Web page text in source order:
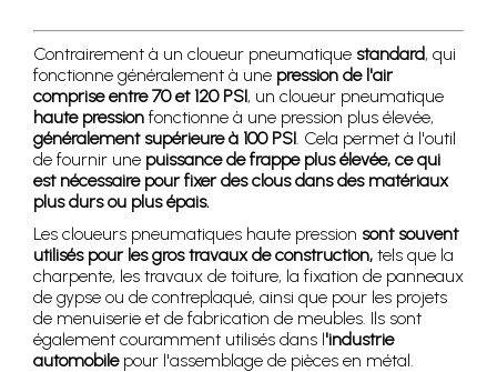
Contrairement à un cloueur pneumatique standard, qui
fonctionne généralement à une pression de l'air
comprise entre 70 et 120 PSI, un cloueur pneumatique
haute pression fonctionne à une pression plus élevée,
généralement supérieure à 100 PSI. Cela permet à l'outil
de fournir une puissance de frappe plus élevée, ce qui
est nécessaire pour fixer des clous dans des matériaux
plus durs ou plus épais.
Les cloueurs pneumatiques haute pression sont souvent
utilisés pour les gros travaux de construction, tels que la
charpente, les travaux de toiture, la fixation de panneaux
de gypse ou de contreplaqué, ainsi que pour les projets
de menuiserie et de fabrication de meubles. Ils sont
également couramment utilisés dans l'industrie
automobile pour l'assemblage de pièces en métal.